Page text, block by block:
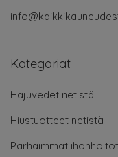
Kategoriat
Hajuvedet netistä
Hiustuotteet netistä
Parhaimmat